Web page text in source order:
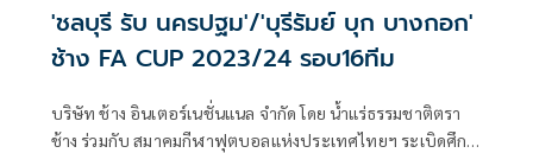
'ชลบุรี รับ นครปฐม'/'บุรีรัมย์ บุก บางกอก'
ช้าง FA CUP 2023/24 รอบ16ทีม
บริษัท ช้าง อินเตอร์เนชั่นแนล จำกัด โดย น้ำแร่ธรรมชาติตรา
ช้าง ร่วมกับ สมาคมกีฬาฟุตบอลแห่งประเทศไทยฯ ระเบิดศึก